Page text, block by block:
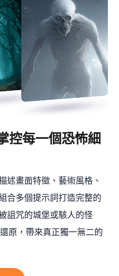
控每一個恐怖細
述畫面特徵、藝術風格、
合多個提示詞打造完整的
詛咒的城堡或駭人的怪
原，帶來真正獨一無二的